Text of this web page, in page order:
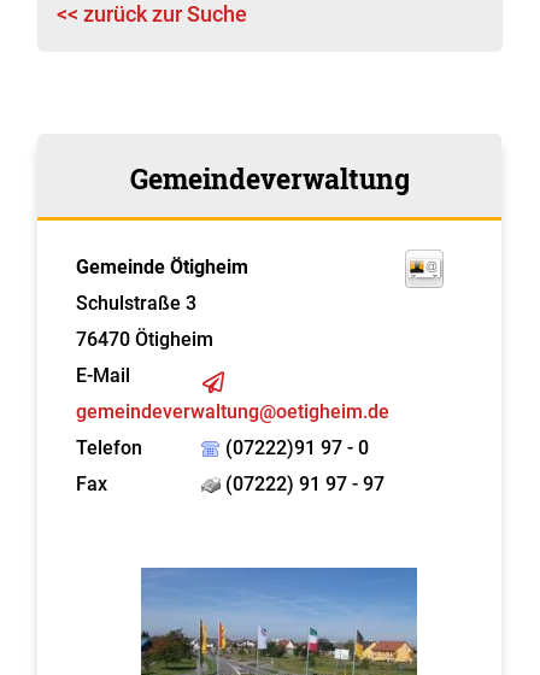
<< zurück zur Suche
Gemeindeverwaltung
Gemeinde Ötigheim
Schulstraße 3
76470 Ötigheim
E-Mail
gemeindeverwaltung@oetigheim.de
Telefon
(07222)91 97 - 0
Fax
(07222) 91 97 - 97